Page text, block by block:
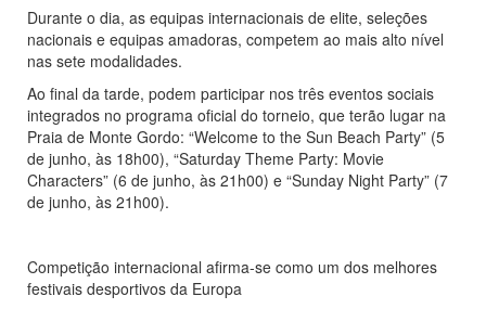
Durante o dia, as equipas internacionais de elite, seleções
nacionais e equipas amadoras, competem ao mais alto nível
nas sete modalidades.
Ao final da tarde, podem participar nos três eventos sociais
integrados no programa oficial do torneio, que terão lugar na
Praia de Monte Gordo: “Welcome to the Sun Beach Party” (5
de junho, às 18h00), “Saturday Theme Party: Movie
Characters” (6 de junho, às 21h00) e “Sunday Night Party” (7
de junho, às 21h00).
Competição internacional afirma-se como um dos melhores
festivais desportivos da Europa